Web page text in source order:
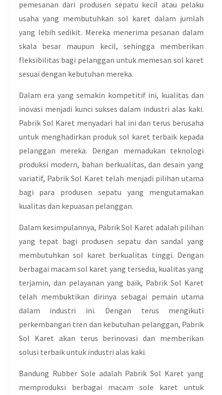
pemesanan dari produsen sepatu kecil atau pelaku
usaha yang membutuhkan sol karet dalam jumlah
yang lebih sedikit. Mereka menerima pesanan dalam
skala besar maupun kecil, sehingga memberikan
fleksibilitas bagi pelanggan untuk memesan sol karet
sesuai dengan kebutuhan mereka.
Dalam era yang semakin kompetitif ini, kualitas dan
inovasi menjadi kunci sukses dalam industri alas kaki.
Pabrik Sol Karet menyadari hal ini dan terus berusaha
untuk menghadirkan produk sol karet terbaik kepada
pelanggan mereka. Dengan memadukan teknologi
produksi modern, bahan berkualitas, dan desain yang
variatif, Pabrik Sol Karet telah menjadi pilihan utama
bagi para produsen sepatu yang mengutamakan
kualitas dan kepuasan pelanggan.
Dalam kesimpulannya, Pabrik Sol Karet adalah pilihan
yang tepat bagi produsen sepatu dan sandal yang
membutuhkan sol karet berkualitas tinggi. Dengan
berbagai macam sol karet yang tersedia, kualitas yang
terjamin, dan pelayanan yang baik, Pabrik Sol Karet
telah membuktikan dirinya sebagai pemain utama
dalam industri ini. Dengan terus mengikuti
perkembangan tren dan kebutuhan pelanggan, Pabrik
Sol Karet akan terus berinovasi dan memberikan
solusi terbaik untuk industri alas kaki.
Bandung Rubber Sole adalah Pabrik Sol Karet yang
memproduksi berbagai macam sole karet untuk